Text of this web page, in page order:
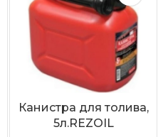
Канистра для толива,
5л.REZOIL